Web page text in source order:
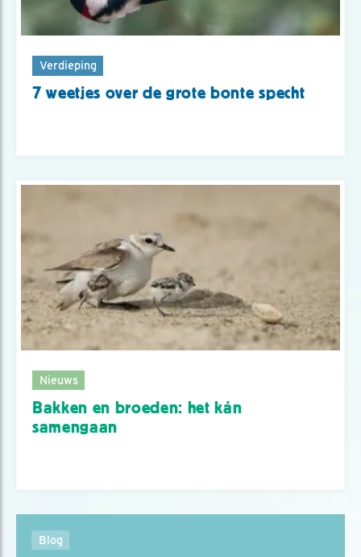
Verdieping
7 weetjes over de grote bonte specht
Nieuws
Bakken en broeden: het kán
samengaan
Blog